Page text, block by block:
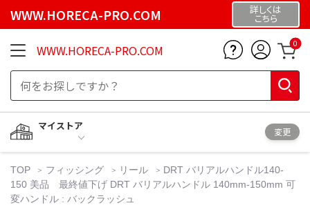
WWW.HORECA-PRO.COM 詳しくは
こちら
WWW.HORECA-PRO.COM 0
マイストア
変更
TOP フィッシング リール
DRT バリアルハンドル140-
150 美品 最終値下げ DRT バリアルハンドル 140mm-150mm 可
変ハンドル : バックラッシュ